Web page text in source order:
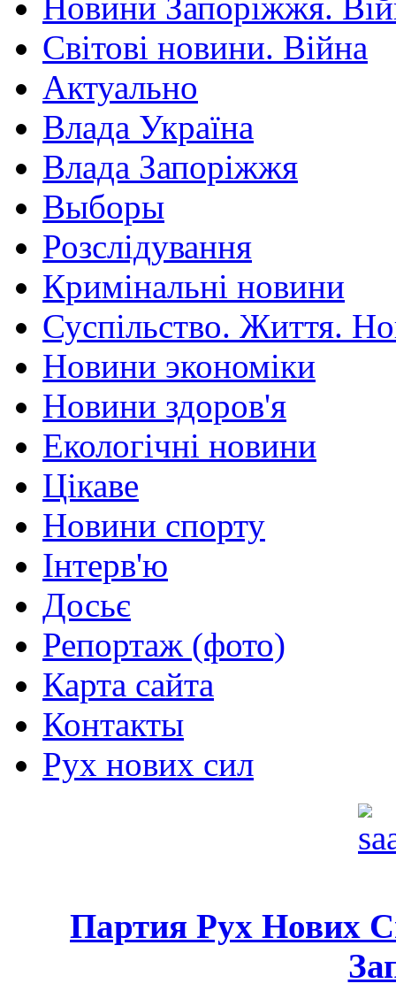
Новини Запоріжжя.
Світові новини. Війна
Актуально
Влада Україна
Влада Запоріжжя
Выборы
Розслідування
Кримінальні новини
Суспільство. Життя.
Новини экономіки
Новини здоров'я
Екологічні новини
Цікаве
Новини спорту
Інтерв'ю
Досьє
Репортаж (фото)
Карта сайта
Контакты
Рух нових сил
Партия Рух Нових